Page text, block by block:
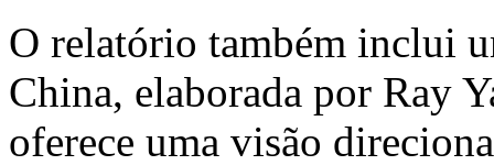
O relatório também inclui
China, elaborada por Ray
oferece uma visão